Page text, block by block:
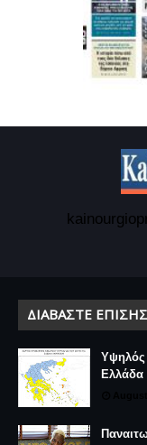
ΔΙΑΒΆΣΤΕ ΕΠΊΣΗΣ
Υψηλός
Ελλάδα